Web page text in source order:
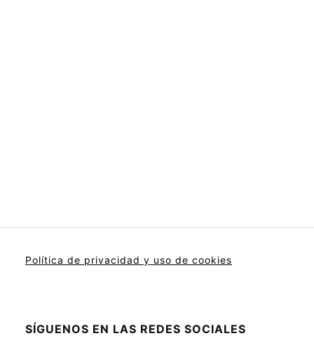
Política de privacidad y uso de cookies
SÍGUENOS EN LAS REDES SOCIALES